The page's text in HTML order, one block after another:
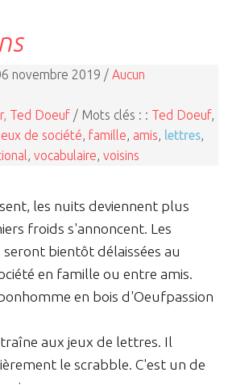
novembre 2019 / Aucun
Ted Doeuf / Mots clés : : Ted Doeuf,
de société, famille, amis, lettres,
, vocabulaire, voisins
les nuits deviennent plus
froids s'annoncent. Les
bientôt délaissées au
en famille ou entre amis.
en bois d'Oeufpassion
aux jeux de lettres. Il
le scrabble. C'est un de